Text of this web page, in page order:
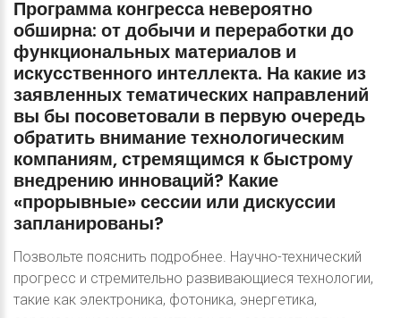
Программа конгресса невероятно
обширна: отдобычи и переработки до
функциональных материалов и
искусственного интеллекта. На какие из
заявленныхтематических направлений
вы бы посоветовали в первуюочередь
обратить вниманиетехнологическим
компаниям,стремящимся к быстрому
внедрению инноваций? Какие
«прорывные»сессии или дискуссии
запланированы?
Позвольте пояснить подробнее. Научно-технический
прогресс и стремительно развивающиеся технологии,
такие как электроника, фотоника, энергетика,